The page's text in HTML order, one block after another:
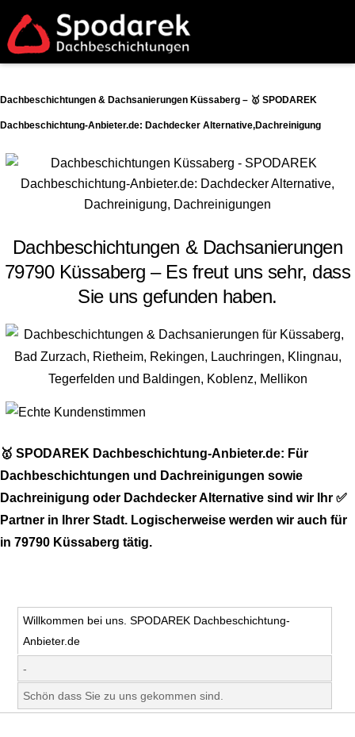
Dachbeschichtungen & Dachsanierungen Küssaberg – 🥇 SPODAREK
Dachbeschichtung-Anbieter.de: Dachdecker Alternative,Dachreinigung
Dachbeschichtungen & Dachsanierungen
79790 Küssaberg – Es freut uns sehr, dass
Sie uns gefunden haben.
🥇 SPODAREK Dachbeschichtung-Anbieter.de: Für
Dachbeschichtungen und Dachreinigungen sowie
Dachreinigung oder Dachdecker Alternative sind wir Ihr ✅
Partner in Ihrer Stadt. Logischerweise werden wir auch für
in 79790 Küssaberg tätig.
Willkommen bei uns. SPODAREK Dachbeschichtung-
Anbieter.de
-
Schön dass Sie zu uns gekommen sind.